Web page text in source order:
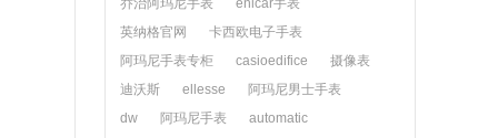
乔治阿玛尼手表
enicar手表
英纳格官网
卡西欧电子手表
阿玛尼手表专柜
casioedifice
摄像表
迪沃斯
ellesse
阿玛尼男士手表
dw
阿玛尼手表
automatic